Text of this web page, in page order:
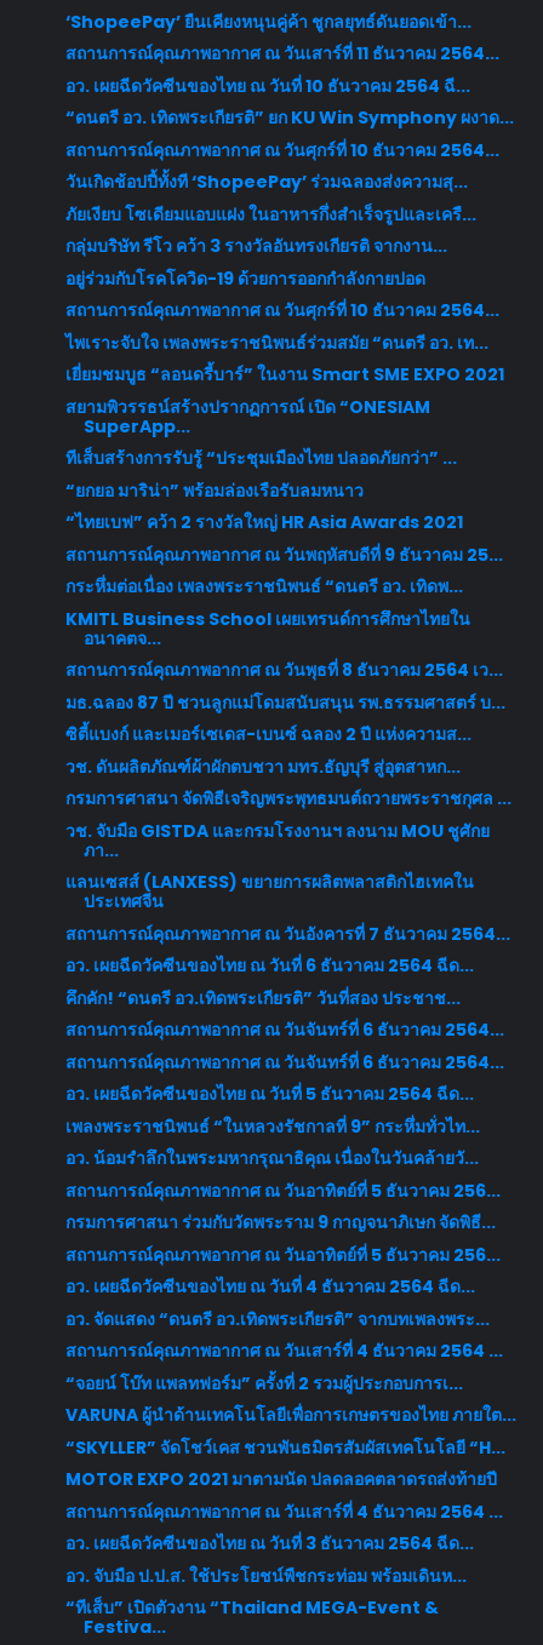
‘ShopeePay’ ยืนเคียงหนุนคู่ค้า ชูกลยุทธ์ดันยอดเข้า...
สถานการณ์คุณภาพอากาศ ณ วันเสาร์ที่ 11 ธันวาคม 2564...
อว. เผยฉีดวัคซีนของไทย ณ วันที่ 10 ธันวาคม 2564 ฉี...
“ดนตรี อว. เทิดพระเกียรติ” ยก KU Win Symphony ผงาด...
สถานการณ์คุณภาพอากาศ ณ วันศุกร์ที่ 10 ธันวาคม 2564...
วันเกิดช้อปปี้ทั้งที ‘ShopeePay’ ร่วมฉลองส่งความสุ...
ภัยเงียบ โซเดียมแอบแฝง ในอาหารกึ่งสำเร็จรูปและเครื...
กลุ่มบริษัท รีโว คว้า 3 รางวัลอันทรงเกียรติ จากงาน...
อยู่ร่วมกับโรคโควิด-19 ด้วยการออกกำลังกายปอด
สถานการณ์คุณภาพอากาศ ณ วันศุกร์ที่ 10 ธันวาคม 2564...
ไพเราะจับใจ เพลงพระราชนิพนธ์ร่วมสมัย “ดนตรี อว. เท...
เยี่ยมชมบูธ “ลอนดรี้บาร์” ในงาน Smart SME EXPO 2021
สยามพิวรรธน์สร้างปรากฏการณ์ เปิด “ONESIAM
SuperApp...
ทีเส็บสร้างการรับรู้ “ประชุมเมืองไทย ปลอดภัยกว่า” ...
“ยกยอ มาริน่า” พร้อมล่องเรือรับลมหนาว
“ไทยเบฟ” คว้า 2 รางวัลใหญ่ HR Asia Awards 2021
สถานการณ์คุณภาพอากาศ ณ วันพฤหัสบดีที่ 9 ธันวาคม 25...
กระหึ่มต่อเนื่อง เพลงพระราชนิพนธ์ “ดนตรี อว. เทิดพ...
KMITL Business School เผยเทรนด์การศึกษาไทยใน
อนาคตจ...
สถานการณ์คุณภาพอากาศ ณ วันพุธที่ 8 ธันวาคม 2564 เว...
มธ.ฉลอง 87 ปี ชวนลูกแม่โดมสนับสนุน รพ.ธรรมศาสตร์ บ...
ซิตี้แบงก์ และเมอร์เซเดส-เบนซ์ ฉลอง 2 ปี แห่งความส...
วช. ดันผลิตภัณฑ์ผ้าผักตบชวา มทร.ธัญบุรี สู่อุตสาหก...
กรมการศาสนา จัดพิธีเจริญพระพุทธมนต์ถวายพระราชกุศล ...
วช. จับมือ GISTDA และกรมโรงงานฯ ลงนาม MOU ชูศักย
ภา...
แลนเซสส์ (LANXESS) ขยายการผลิตพลาสติกไฮเทคใน
ประเทศจีน
สถานการณ์คุณภาพอากาศ ณ วันอังคารที่ 7 ธันวาคม 2564...
อว. เผยฉีดวัคซีนของไทย ณ วันที่ 6 ธันวาคม 2564 ฉีด...
คึกคัก! “ดนตรี อว.เทิดพระเกียรติ” วันที่สอง ประชาช...
สถานการณ์คุณภาพอากาศ ณ วันจันทร์ที่ 6 ธันวาคม 2564...
สถานการณ์คุณภาพอากาศ ณ วันจันทร์ที่ 6 ธันวาคม 2564...
อว. เผยฉีดวัคซีนของไทย ณ วันที่ 5 ธันวาคม 2564 ฉีด...
เพลงพระราชนิพนธ์ “ในหลวงรัชกาลที่ 9” กระหึ่มทั่วไท...
อว. น้อมรำลึกในพระมหากรุณาธิคุณ เนื่องในวันคล้ายวั...
สถานการณ์คุณภาพอากาศ ณ วันอาทิตย์ที่ 5 ธันวาคม 256...
กรมการศาสนา ร่วมกับวัดพระราม 9 กาญจนาภิเษก จัดพิธี...
สถานการณ์คุณภาพอากาศ ณ วันอาทิตย์ที่ 5 ธันวาคม 256...
อว. เผยฉีดวัคซีนของไทย ณ วันที่ 4 ธันวาคม 2564 ฉีด...
อว. จัดแสดง “ดนตรี อว.เทิดพระเกียรติ” จากบทเพลงพระ...
สถานการณ์คุณภาพอากาศ ณ วันเสาร์ที่ 4 ธันวาคม 2564 ...
“จอยน์ โบ๊ท แพลทฟอร์ม” ครั้งที่ 2 รวมผู้ประกอบการเ...
VARUNA ผู้นำด้านเทคโนโลยีเพื่อการเกษตรของไทย ภายใต...
“SKYLLER” จัดโชว์เคส ชวนพันธมิตรสัมผัสเทคโนโลยี “H...
MOTOR EXPO 2021 มาตามนัด ปลดลอคตลาดรถส่งท้ายปี
สถานการณ์คุณภาพอากาศ ณ วันเสาร์ที่ 4 ธันวาคม 2564 ...
อว. เผยฉีดวัคซีนของไทย ณ วันที่ 3 ธันวาคม 2564 ฉีด...
อว. จับมือ ป.ป.ส. ใช้ประโยชน์พืชกระท่อม พร้อมเดินห...
“ทีเส็บ” เปิดตัวงาน “Thailand MEGA-Event &
Festiva...